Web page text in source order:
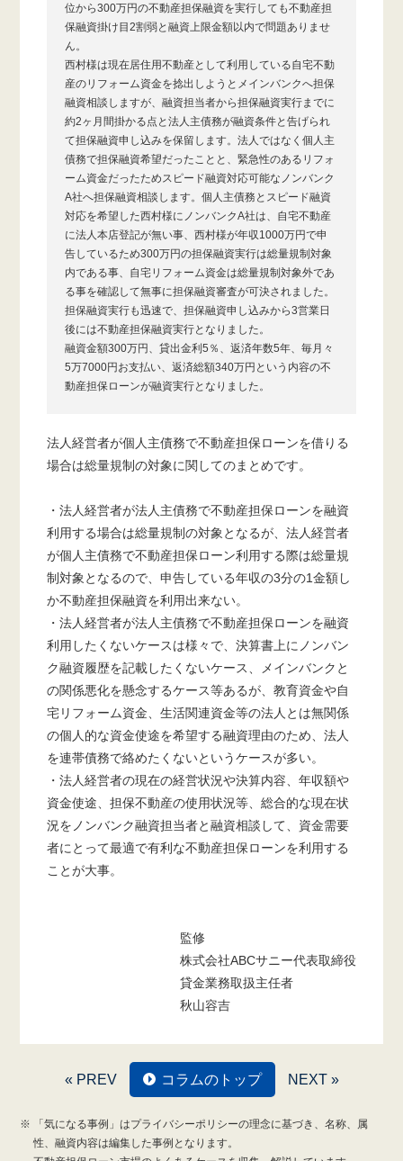
位から300万円の不動産担保融資を実行しても不動産担
保融資掛け目2割弱と融資上限金額以内で問題ありませ
ん。
西村様は現在居住用不動産として利用している自宅不動
産のリフォーム資金を捻出しようとメインバンクへ担保
融資相談しますが、融資担当者から担保融資実行までに
約2ヶ月間掛かる点と法人主債務が融資条件と告げられ
て担保融資申し込みを保留します。法人ではなく個人主
債務で担保融資希望だったことと、緊急性のあるリフォ
ーム資金だったためスピード融資対応可能なノンバンク
A社へ担保融資相談します。個人主債務とスピード融資
対応を希望した西村様にノンバンクA社は、自宅不動産
に法人本店登記が無い事、西村様が年収1000万円で申
告しているため300万円の担保融資実行は総量規制対象
内である事、自宅リフォーム資金は総量規制対象外であ
る事を確認して無事に担保融資審査が可決されました。
担保融資実行も迅速で、担保融資申し込みから3営業日
後には不動産担保融資実行となりました。
融資金額300万円、貸出金利5％、返済年数5年、毎月々
5万7000円お支払い、返済総額340万円という内容の不
動産担保ローンが融資実行となりました。
法人経営者が個人主債務で不動産担保ローンを借りる
場合は総量規制の対象に関してのまとめです。
・法人経営者が法人主債務で不動産担保ローンを融資
利用する場合は総量規制の対象となるが、法人経営者
が個人主債務で不動産担保ローン利用する際は総量規
制対象となるので、申告している年収の3分の1金額し
か不動産担保融資を利用出来ない。
・法人経営者が法人主債務で不動産担保ローンを融資
利用したくないケースは様々で、決算書上にノンバン
ク融資履歴を記載したくないケース、メインバンクと
の関係悪化を懸念するケース等あるが、教育資金や自
宅リフォーム資金、生活関連資金等の法人とは無関係
の個人的な資金使途を希望する融資理由のため、法人
を連帯債務で絡めたくないというケースが多い。
・法人経営者の現在の経営状況や決算内容、年収額や
資金使途、担保不動産の使用状況等、総合的な現在状
況をノンバンク融資担当者と融資相談して、資金需要
者にとって最適で有利な不動産担保ローンを利用する
ことが大事。
監修
株式会社ABCサニー代表取締役
貸金業務取扱主任者
秋山容吉
« PREV コラムのトップ NEXT »
「気になる事例」はプライバシーポリシーの理念に基づき、名称、属
性、融資内容は編集した事例となります。